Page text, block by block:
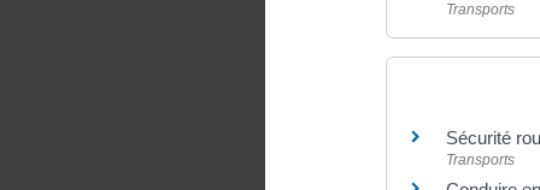
Transports
Sécurité
Transports